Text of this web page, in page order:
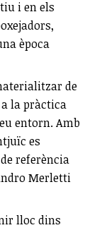
i en els
època
de
la pràctica
entorn. Amb
es
referència
Merletti
lloc dins